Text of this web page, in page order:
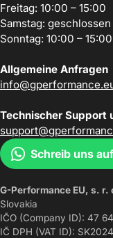
Freitag: 10:00 – 15:00
Samstag: geschlossen
Sonntag: 10:00 – 15:00
Allgemeine Anfragen
Technischer Support
Schreib uns
G-Performance EU, s. r.
Slovakia
IČO (Company ID): 47
IČ DPH (VAT ID):